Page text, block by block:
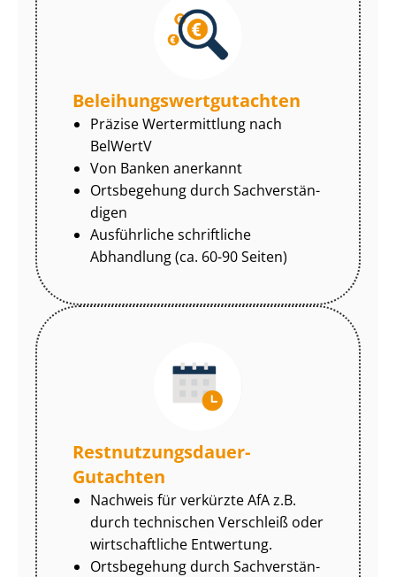
Be­lei­hungs­wert­gut­ach­ten
Präzise Wertermittlung nach
BelWertV
Von Banken anerkannt
Ortsbegehung durch Sach­ver­stän­
di­gen
Ausführliche schriftliche
Abhandlung (ca. 60-90 Seiten)
Rest­nut­zungs­dau­er-
Gutachten
Nachweis für verkürzte AfA z.B.
durch technischen Verschleiß oder
wirtschaftliche Entwertung.
Ortsbegehung durch Sach­ver­stän­